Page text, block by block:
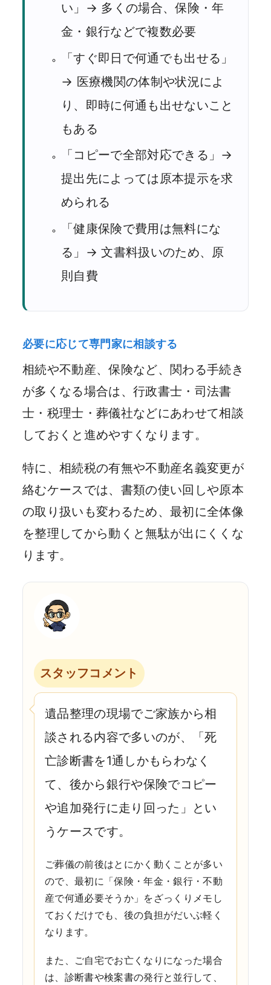
い」→ 多くの場合、保険・年
金・銀行などで複数必要
「すぐ即日で何通でも出せる」
→ 医療機関の体制や状況によ
り、即時に何通も出せないこと
もある
「コピーで全部対応できる」→
提出先によっては原本提示を求
められる
「健康保険で費用は無料にな
る」→ 文書料扱いのため、原
則自費
必要に応じて専門家に相談する
相続や不動産、保険など、関わる手続き
が多くなる場合は、行政書士・司法書
士・税理士・葬儀社などにあわせて相談
しておくと進めやすくなります。
特に、相続税の有無や不動産名義変更が
絡むケースでは、書類の使い回しや原本
の取り扱いも変わるため、最初に全体像
を整理してから動くと無駄が出にくくな
ります。
スタッフコメント
遺品整理の現場でご家族から相
談される内容で多いのが、「死
亡診断書を1通しかもらわなく
て、後から銀行や保険でコピー
や追加発行に走り回った」とい
うケースです。
ご葬儀の前後はとにかく動くことが多い
ので、最初に「保険・年金・銀行・不動
産で何通必要そうか」をざっくりメモし
ておくだけでも、後の負担がだいぶ軽く
なります。
また、ご自宅でお亡くなりになった場合
は、診断書や検案書の発行と並行して、